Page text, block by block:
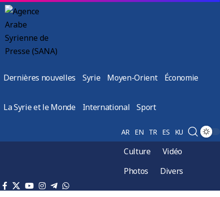
Dernières nouvelles Syrie Moyen-Orient Économie
La Syrie et le Monde International Sport
AR EN TR ES KU
Culture
Vidéo
Photos
Divers